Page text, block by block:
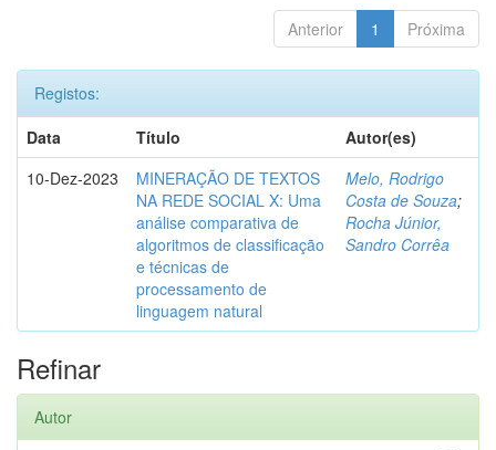
Anterior 1 Próxima
Registos:
Data
Título
Autor(es)
10-Dez-2023
MINERAÇÃO DE TEXTOS
NA REDE SOCIAL X: Uma
análise comparativa de
algoritmos de classificação
e técnicas de
processamento de
linguagem natural
Melo, Rodrigo
Costa de Souza;
Rocha Júnior,
Sandro Corrêa
Refinar
Autor